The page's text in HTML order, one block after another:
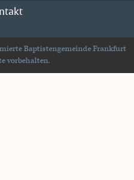
Baptistengemeinde Frankfurt
vorbehalten.